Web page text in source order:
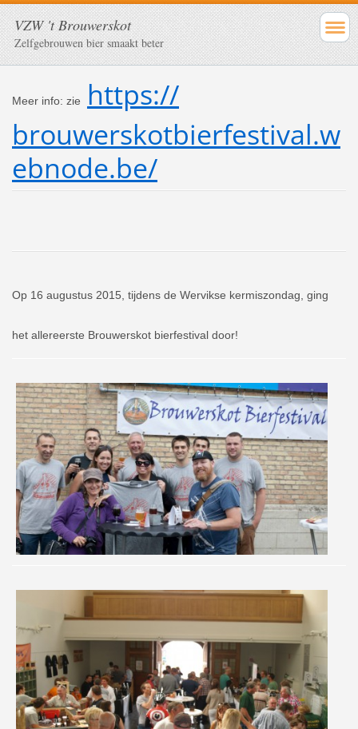
VZW 't Brouwerskot
Zelfgebrouwen bier smaakt beter
Meer info: zie
https://
brouwerskotbierfestival.w
ebnode.be/
Op 16 augustus 2015, tijdens de Wervikse kermiszondag, ging
het allereerste Brouwerskot bierfestival door!